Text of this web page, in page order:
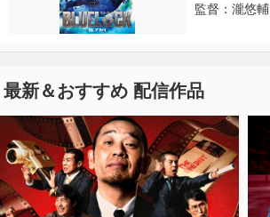
監督：瀧悠輔
最新＆おすすめ 配信作品